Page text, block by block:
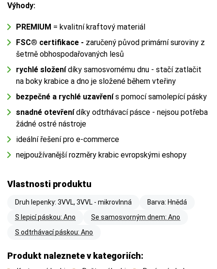
Výhody:
PREMIUM = kvalitní kraftový materiál
FSC® certifikace - zaručený původ primární suroviny z
šetrně obhospodařovaných lesů
rychlé složenídíky samosvornému dnu - stačí zatlačit
na boky krabice a dno je složené během vteřiny
bezpečné a rychlé uzavřenís pomocí samolepící pásky
snadné otevřenídíky odtrhávací pásce - nejsou potřeba
žádné ostré nástroje
ideální řešení pro e-commerce
nejpoužívanější rozměry krabic evropskými eshopy
Vlastnosti produktu
Druh lepenky: 3VVL, 3VVL - mikrovlnná
Barva: Hnědá
S lepicí páskou: Ano
Se samosvorným dnem: Ano
S odtrhávací páskou: Ano
Produkt naleznete v kategoriích: